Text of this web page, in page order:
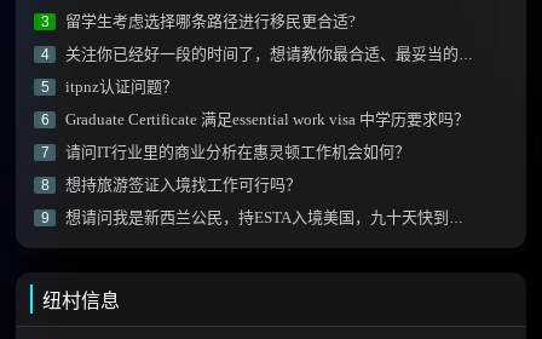
3 留学生考虑选择哪条路径进行移民更合适?
4 关注你已经好一段的时间了，想请教你最合适、最妥当的移民方式！！
5 itpnz认证问题？
6 Graduate Certificate 满足essential work visa 中学历要求吗？
7 请问IT行业里的商业分析在惠灵顿工作机会如何？
8 想持旅游签证入境找工作可行吗？
9 想请问我是新西兰公民，持ESTA入境美国，九十天快到了, 怎么办？
纽村信息